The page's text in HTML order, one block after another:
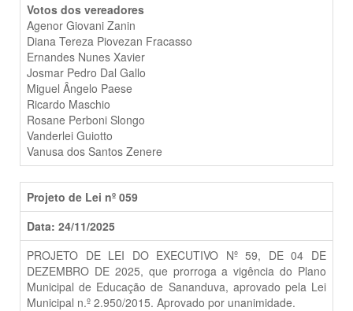
Votos dos vereadores
Agenor Giovani Zanin
Diana Tereza Piovezan Fracasso
Ernandes Nunes Xavier
Josmar Pedro Dal Gallo
Miguel Ângelo Paese
Ricardo Maschio
Rosane Perboni Slongo
Vanderlei Guiotto
Vanusa dos Santos Zenere
Projeto de Lei nº 059
Data: 24/11/2025
PROJETO DE LEI DO EXECUTIVO Nº 59, DE 04 DE
DEZEMBRO DE 2025, que prorroga a vigência do Plano
Municipal de Educação de Sananduva, aprovado pela Lei
Municipal n.º 2.950/2015. Aprovado por unanimidade.